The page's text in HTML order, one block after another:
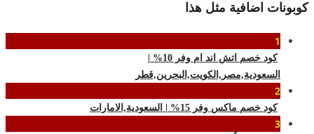
كوبونات اضافية مثل هذا
1
كود خصم اتش اند ام وفر 10% |
السعودية,مصر,الكويت,البحرين,قطر
2
كود خصم ماكس وفر 15% | السعودية,الامارات
3